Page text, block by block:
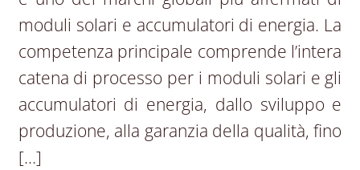
moduli solari e accumulatori di energia. La
competenza principale comprende l’intera
catena di processo per i moduli solari e gli
accumulatori di energia, dallo sviluppo e
produzione, alla garanzia della qualità, fino
[…]